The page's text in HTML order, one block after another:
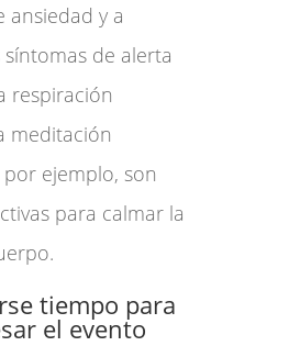
ansiedad y a
de alerta
respiración
meditación
ejemplo, son
para calmar la
tiempo para
el evento